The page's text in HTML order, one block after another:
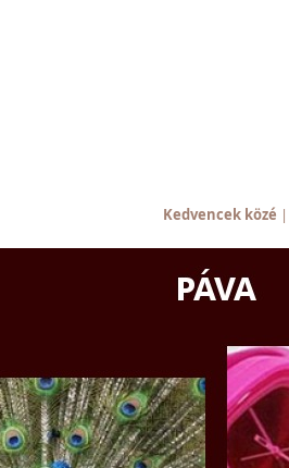
Kedvencek közé |